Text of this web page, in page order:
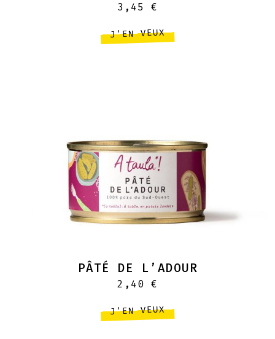
3,45 €
J'EN VEUX
PÂTÉ DE L’ADOUR
2,40 €
J'EN VEUX